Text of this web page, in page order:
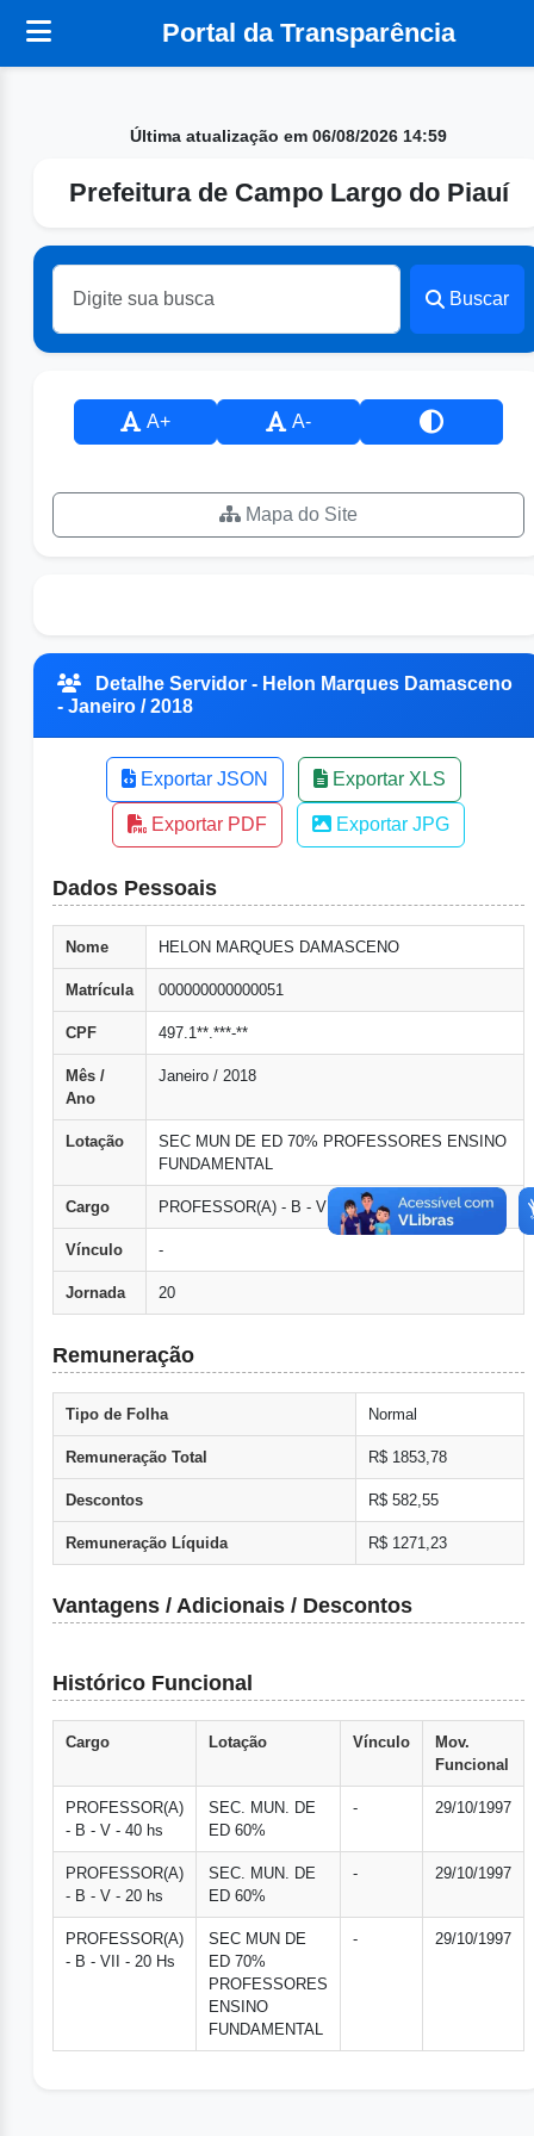
Portal da Transparência
Última atualização em 06/08/2026 14:59
Prefeitura de Campo Largo do Piauí
Buscar
A+ A-
Mapa do Site
Detalhe Servidor - Helon Marques Damasceno
- Janeiro / 2018
Exportar JSON Exportar XLS
Exportar PDF Exportar JPG
Dados Pessoais
Nome HELON MARQUES DAMASCENO
Matrícula 000000000000051
CPF 497.1**.***-**
Mês /
Ano
Janeiro / 2018
Lotação
SEC MUN DE ED 70% PROFESSORES ENSINO
FUNDAMENTAL
Cargo PROFESSOR(A) - B - VII - 20 Hs
Vínculo -
Jornada 20
Remuneração
Tipo de Folha Normal
Remuneração Total R$ 1853,78
Descontos R$ 582,55
Remuneração Líquida R$ 1271,23
Vantagens / Adicionais / Descontos
Histórico Funcional
Cargo Lotação Vínculo
Mov.
Funcional
PROFESSOR(A)
- B - V - 40 hs
SEC. MUN. DE
ED 60%
- 29/10/1997
PROFESSOR(A)
- B - V - 20 hs
SEC. MUN. DE
ED 60%
- 29/10/1997
PROFESSOR(A)
- B - VII - 20 Hs
SEC MUN DE
ED 70%
PROFESSORES
ENSINO
FUNDAMENTAL
- 29/10/1997